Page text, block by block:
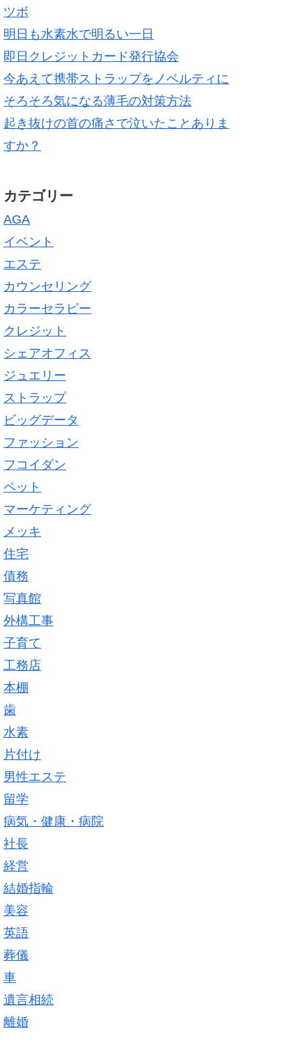
ツボ
明日も水素水で明るい一日
即日クレジットカード発行協会
今あえて携帯ストラップをノベルティに
そろそろ気になる薄毛の対策方法
起き抜けの首の痛さで泣いたことありま
すか？
カテゴリー
AGA
イベント
エステ
カウンセリング
カラーセラピー
クレジット
シェアオフィス
ジュエリー
ストラップ
ビッグデータ
ファッション
フコイダン
ペット
マーケティング
メッキ
住宅
債務
写真館
外構工事
子育て
工務店
本棚
歯
水素
片付け
男性エステ
留学
病気・健康・病院
社長
経営
結婚指輪
美容
英語
葬儀
車
遺言相続
離婚